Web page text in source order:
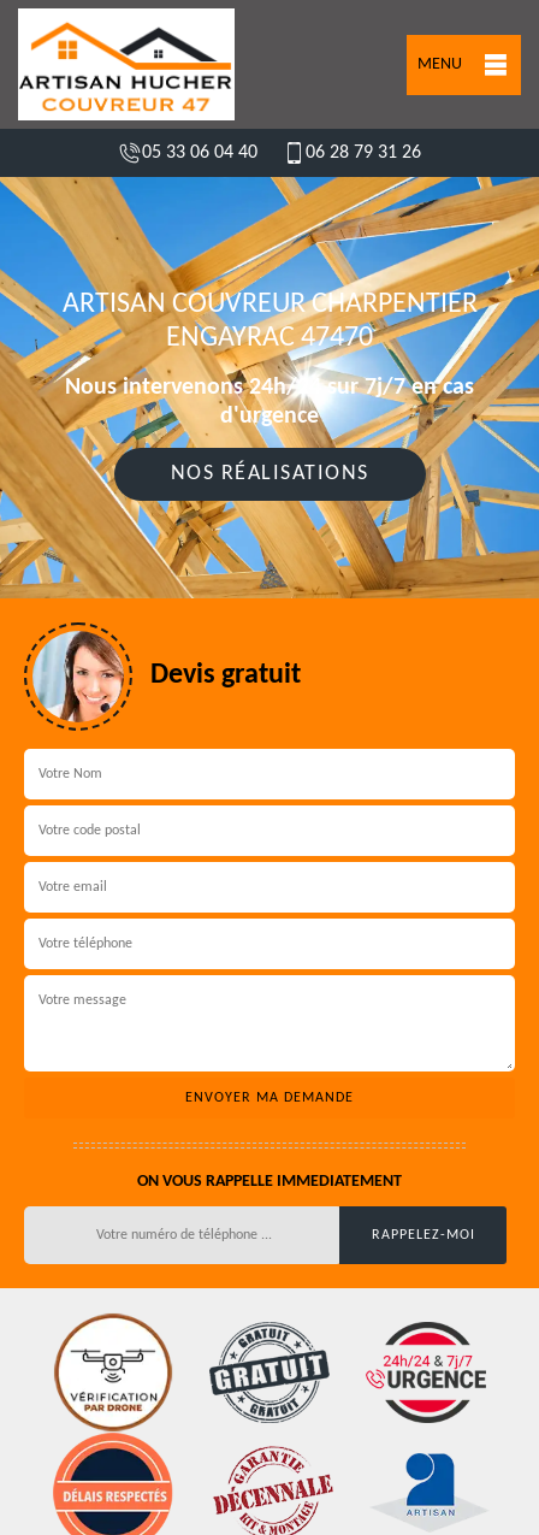
MENU
05 33 06 04 40 06 28 79 31 26
ARTISAN COUVREUR CHARPENTIER
ENGAYRAC 47470
Nous intervenons 24h/24 sur 7j/7 en cas
d'urgence
NOS RÉALISATIONS
Devis gratuit
ON VOUS RAPPELLE IMMEDIATEMENT